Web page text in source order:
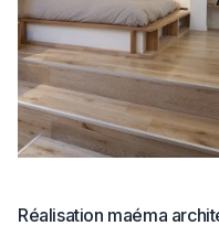
Réalisation maéma